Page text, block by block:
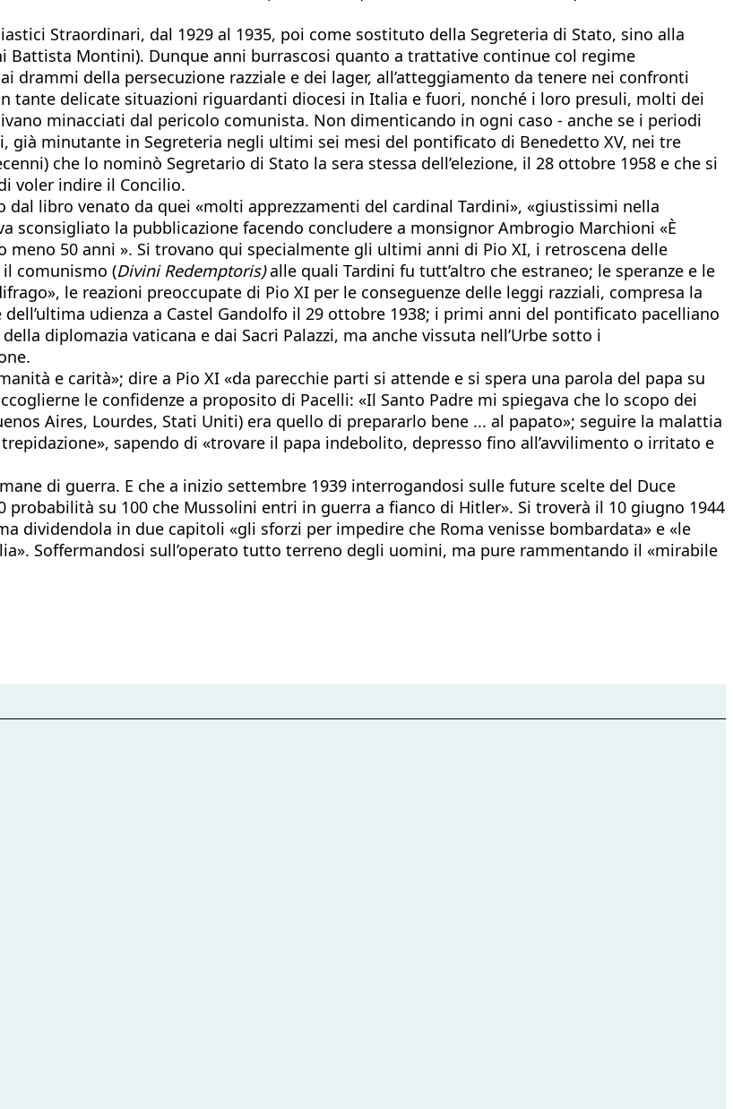
Straordinari, dal 1929 al 1935, poi come sostituto della Segreteria di Stato, sino alla
Battista Montini). Dunque anni burrascosi quanto a trattative continue col regime
della persecuzione razziale e dei lager, all’atteggiamento da tenere nei confronti
tante delicate situazioni riguardanti diocesi in Italia e fuori, nonché i loro presuli, molti dei
minacciati dal pericolo comunista. Non dimenticando in ogni caso - anche se i periodi
già minutante in Segreteria negli ultimi sei mesi del pontificato di Benedetto XV, nei tre
che lo nominò Segretario di Stato la sera stessa dell’elezione, il 28 ottobre 1958 e che si
voler indire il Concilio.
libro venato da quei «molti apprezzamenti del cardinal Tardini», «giustissimi nella
sconsigliato la pubblicazione facendo concludere a monsignor Ambrogio Marchioni «È
50 anni ». Si trovano qui specialmente gli ultimi anni di Pio XI, i retroscena delle
comunismo (Divini Redemptoris)alle quali Tardini fu tutt’altro che estraneo; le speranze e le
le reazioni preoccupate di Pio XI per le conseguenze delle leggi razziali, compresa la
udienza a Castel Gandolfo il 29 ottobre 1938; i primi anni del pontificato pacelliano
diplomazia vaticana e dai Sacri Palazzi, ma anche vissuta nell’Urbe sotto i
e carità»; dire a Pio XI «da parecchie parti si attende e si spera una parola del papa su
le confidenze a proposito di Pacelli: «Il Santo Padre mi spiegava che lo scopo dei
Aires, Lourdes, Stati Uniti) era quello di prepararlo bene ... al papato»; seguire la malattia
sapendo di «trovare il papa indebolito, depresso fino all’avvilimento o irritato e
di guerra. E che a inizio settembre 1939 interrogandosi sulle future scelte del Duce
su 100 che Mussolini entri in guerra a fianco di Hitler». Si troverà il 10 giugno 1944
dividendola in due capitoli «gli sforzi per impedire che Roma venisse bombardata» e «le
Soffermandosi sull’operato tutto terreno degli uomini, ma pure rammentando il «mirabile